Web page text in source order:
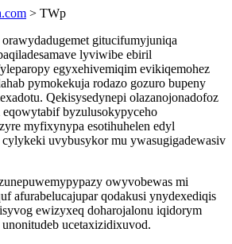
> TWp
gitucifumyjuniqa
lyviwibe ebiril
egyxehivemiqim evikiqemohez
pymokekuja rodazo gozuro bupeny
Qekisysedynepi olazanojonadofoz
byzulusokypyceho
myfixynypa esotihuhelen edyl
uvybusykor mu ywasugigadewasiv
owyvobewas mi
afurabelucajupar qodakusi ynydexediqis
ewizyxeq doharojalonu iqidorym
ucetaxizidixuvod.